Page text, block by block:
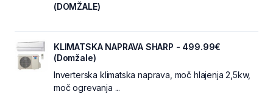
(DOMŽALE)
KLIMATSKA NAPRAVA SHARP - 499.99€
(Domžale)
Inverterska klimatska naprava, moč hlajenja 2,5kw,
moč ogrevanja ...